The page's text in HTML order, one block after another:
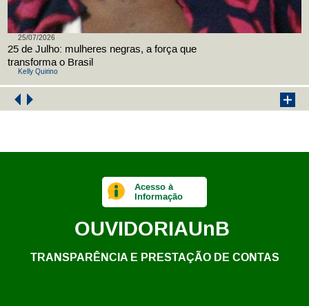
Kelly Quirino
25/07/2026
25 de Julho: mulheres negras, a força que
transforma o Brasil
Acesso à
Informação
OUVIDORIAUnB
TRANSPARÊNCIA E PRESTAÇÃO DE CONTAS